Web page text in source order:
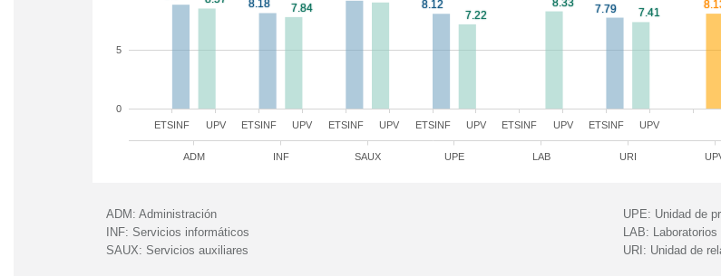
ETSINF ETSINF ETSINF ETSINF ETSINF ETSINF
UPV UPV UPV UPV UPV UPV
ADM INF SAUX UPE LAB URI
0
5
ADM: Administración
INF: Servicios informáticos
SAUX: Servicios auxiliares
UPE: Unidad de
LAB: Laboratorios
URI: Unidad de